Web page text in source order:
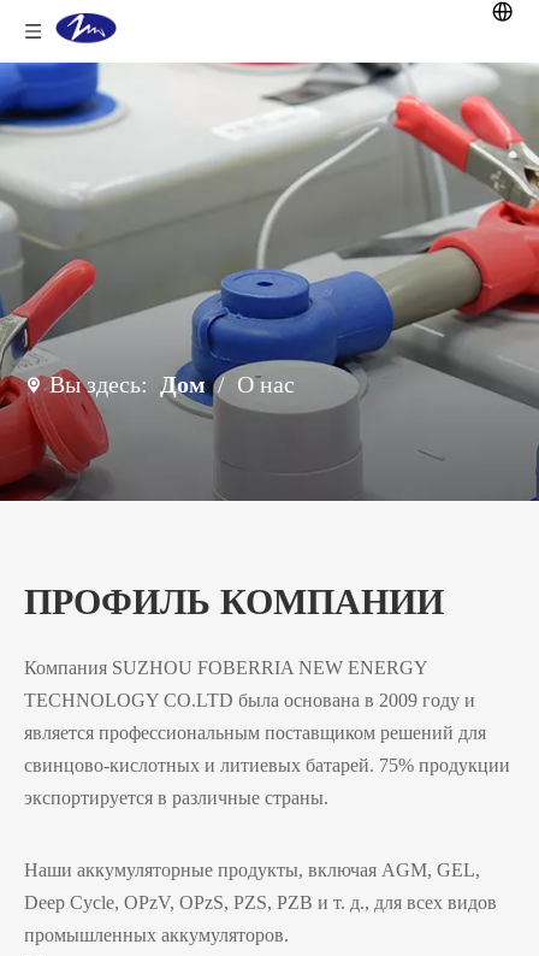
Вы здесь: Дом / О нас
ПРОФИЛЬ КОМПАНИИ
Компания SUZHOU FOBERRIA NEW ENERGY
TECHNOLOGY CO.LTD была основана в 2009 году и
является профессиональным поставщиком решений для
свинцово-кислотных и литиевых батарей. 75% продукции
экспортируется в различные страны.
Наши аккумуляторные продукты, включая AGM, GEL,
Deep Cycle, OPzV, OPzS, PZS, PZB и т. д., для всех видов
промышленных аккумуляторов.